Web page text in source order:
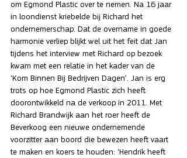
om Egmond Plastic over te nemen. Na 16 jaar
in loondienst kriebelde bij Richard het
ondernemerschap. Dat de overname in goede
harmonie verliep blijkt wel uit het feit dat Jan
tijdens het interview met Richard op bezoek
kwam met een relatie in het kader van de
‘Kom Binnen Bij Bedrijven Dagen’. Jan is erg
trots op hoe Egmond Plastic zich heeft
doorontwikkeld na de verkoop in 2011. Met
Richard Brandwijk aan het roer heeft de
Beverkoog een nieuwe ondernemende
voorzitter aan boord die bewezen heeft vaart
te maken en koers te houden: ‘Hendrik heeft